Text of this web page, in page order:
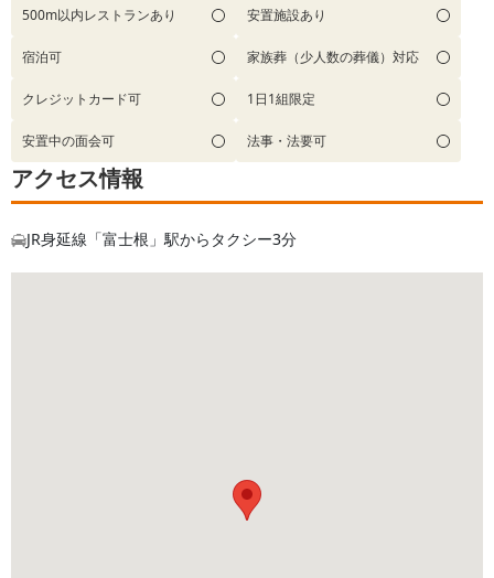
500m以内レストランあり 安置施設あり
宿泊可 家族葬（少人数の葬儀）対応
クレジットカード可 1日1組限定
安置中の面会可 法事・法要可
アクセス情報
JR身延線「富士根」駅からタクシー3分